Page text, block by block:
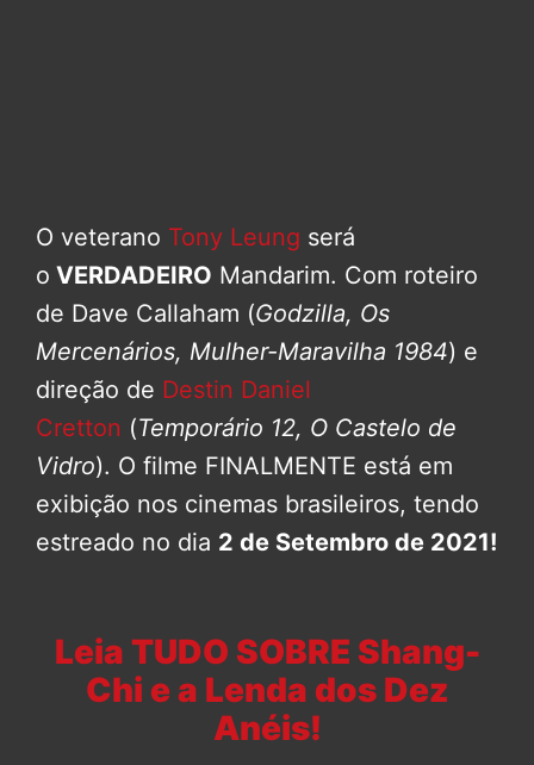
O veterano Tony Leung será
o VERDADEIRO Mandarim. Com roteiro
de Dave Callaham (Godzilla, Os
Mercenários, Mulher-Maravilha 1984) e
direção de Destin Daniel
Cretton (Temporário 12, O Castelo de
Vidro). O filme FINALMENTE está em
exibição nos cinemas brasileiros, tendo
estreado no dia 2 de Setembro de 2021!
Leia TUDO SOBRE Shang-
Chi e a Lenda dos Dez
Anéis!